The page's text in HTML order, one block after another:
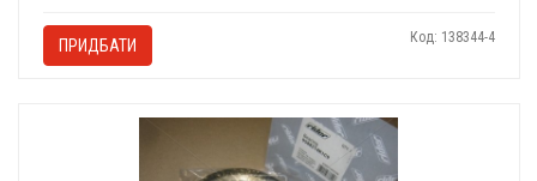
ПРИДБАТИ Код: 138344-4